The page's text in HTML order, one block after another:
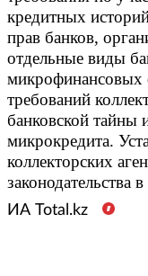
кредитных
прав банков,
отдельные виды
микрофинансовых
требований
банковской тайны
микрокредита.
коллекторских
законодательства
ИА Total .kz